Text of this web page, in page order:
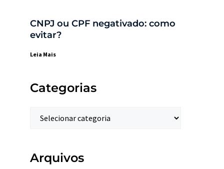
CNPJ ou CPF negativado: como
evitar?
Leia Mais
Categorias
Arquivos